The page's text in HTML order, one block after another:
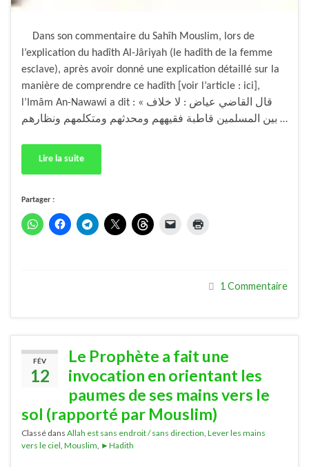
Dans son commentaire du Sahîh Mouslim, lors de
l’explication du hadîth Al-Jâriyah (le hadîth de la femme
esclave), après avoir donné une explication détaillé sur la
manière de comprendre ce hadîth [voir l’article : ici],
l’Imâm An-Nawawi a dit : « قال القاضي عياض : لا خلاف
بين المسلمين قاطبة فقيههم ومحدثهم ومتكلمهم ونظارهم …
Lire la suite
Partager :
1 Commentaire
FÉV
12
Le Prophète a fait une
invocation en orientant les
paumes de ses mains vers le
sol (rapporté par Mouslim)
Classé dans Allah est sans endroit / sans direction Lever les mains
vers le ciel Mouslim ►Hadith